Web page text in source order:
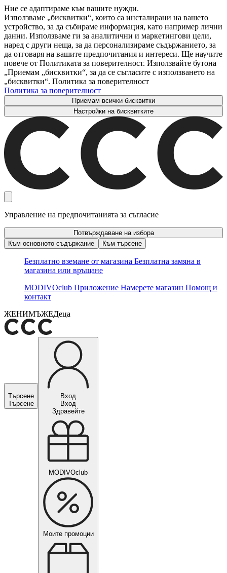
Ние се адаптираме към вашите нужди.
Използваме „бисквитки“, които са инсталирани на вашето
устройство, за да събираме информация, като например лични
данни. Използваме ги за аналитични и маркетингови цели,
наред с други неща, за да персонализираме съдържанието, за
да отговаря на вашите предпочитания и интереси. Ще научите
повече от Политиката за поверителност. Използвайте бутона
„Приемам „бисквитки“, за да се съгласите с използването на
„бисквитки“. Политика за поверителност
Политика за поверителност
Приемам всички бисквитки
Настройки на бисквитките
Управление на предпочитанията за съгласие
Потвърждаване на избора
Към основното съдържание
Към търсене
Безплатно вземане от магазина Безплатна замяна в
магазина или връщане
MODIVOclub Приложение Намерете магазин Помощ и
контакт
ЖЕНИМЪЖЕДеца
Търсене
Търсене
Вход
Вход
Здравейте
MODIVOclub
Моите промоции